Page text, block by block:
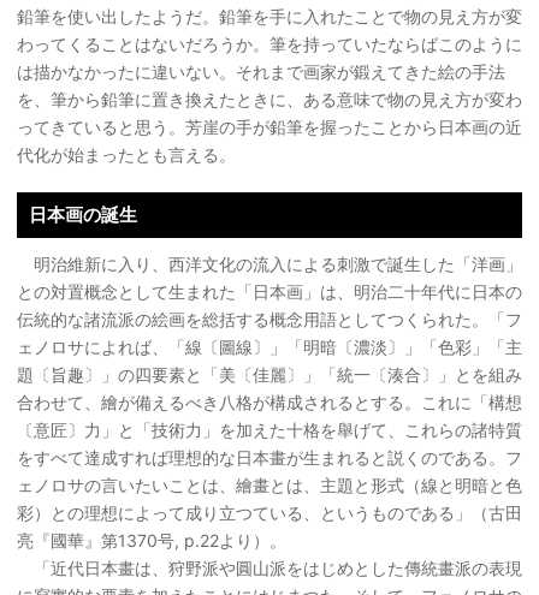
鉛筆を使い出したようだ。鉛筆を手に入れたことで物の見え方が変
わってくることはないだろうか。筆を持っていたならばこのように
は描かなかったに違いない。それまで画家が鍛えてきた絵の手法
を、筆から鉛筆に置き換えたときに、ある意味で物の見え方が変わ
ってきていると思う。芳崖の手が鉛筆を握ったことから日本画の近
代化が始まったとも言える。
日本画の誕生
明治維新に入り、西洋文化の流入による刺激で誕生した「洋画」
との対置概念として生まれた「日本画」は、明治二十年代に日本の
伝統的な諸流派の絵画を総括する概念用語としてつくられた。「フ
ェノロサによれば、「線〔圖線〕」「明暗〔濃淡〕」「色彩」「主
題〔旨趣〕」の四要素と「美〔佳麗〕」「統一〔湊合〕」とを組み
合わせて、繪が備えるべき八格が構成されるとする。これに「構想
〔意匠〕力」と「技術力」を加えた十格を舉げて、これらの諸特質
をすべて達成すれば理想的な日本畫が生まれると説くのである。フ
ェノロサの言いたいことは、繪畫とは、主題と形式（線と明暗と色
彩）との理想によって成り立つている、というものである」（古田
亮『國華』第1370号, p.22より）。
「近代日本畫は、狩野派や圓山派をはじめとした傳統畫派の表現